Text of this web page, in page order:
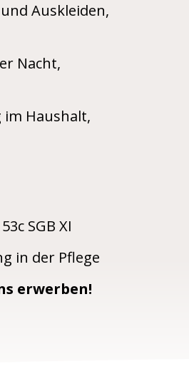
Auskleiden,
Nacht,
Haushalt,
SGB XI
in der Pflege
erwerben!